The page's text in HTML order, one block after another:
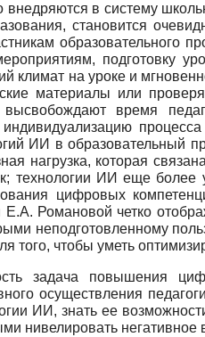
в систему
становится
образовательного
подготовку
климат на уроке и
материалы или
время
ИИ в образовательный
нагрузка, которая
технологии ИИ еще
цифровых
Романовой четко
неподготовленному
того, чтобы уметь
задача повышения
осуществления
ИИ, знать ее
нивелировать негативное